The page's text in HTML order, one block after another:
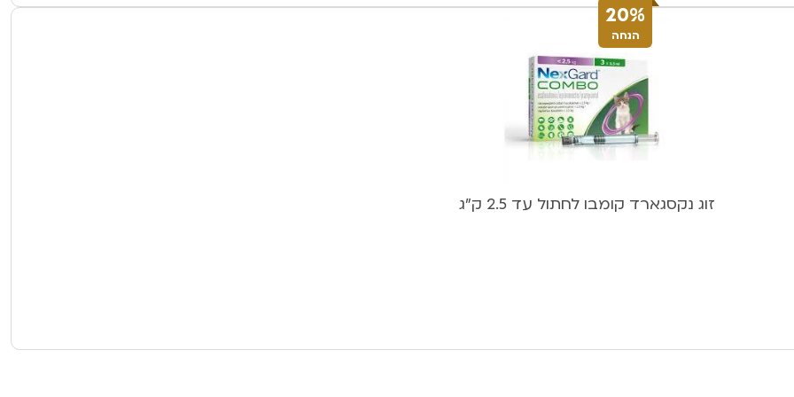
20%
הנחה
זוג נקסגארד קומבו לחתול עד 2.5 ק”ג